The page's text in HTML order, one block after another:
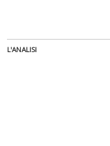
L'ANALISI